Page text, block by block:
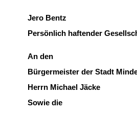
Jero Bentz
Persönlich haftender
An den
Bürgermeister der Stadt
Herrn Michael Jäcke
Sowie die